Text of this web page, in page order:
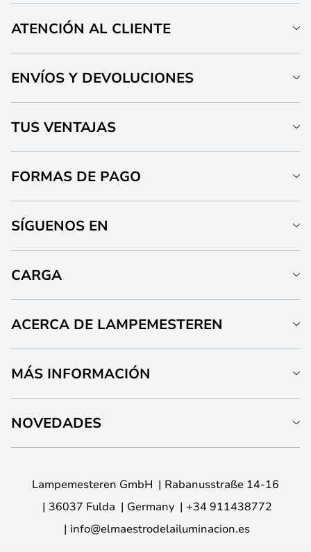
ATENCIÓN AL CLIENTE
ENVÍOS Y DEVOLUCIONES
TUS VENTAJAS
FORMAS DE PAGO
SÍGUENOS EN
CARGA
ACERCA DE LAMPEMESTEREN
MÁS INFORMACIÓN
NOVEDADES
Lampemesteren GmbH
Rabanusstraße 14-16
36037 Fulda
Germany
+34 911438772
info@elmaestrodelailuminacion.es